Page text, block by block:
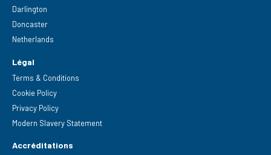
Darlington
Doncaster
Netherlands
Légal
Terms & Conditions
Cookie Policy
Privacy Policy
Modern Slavery Statement
Accréditations